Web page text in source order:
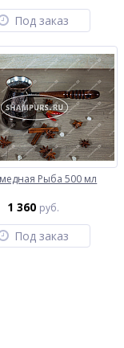
Под заказ
Рыба 500 мл
1 360 руб.
Под заказ